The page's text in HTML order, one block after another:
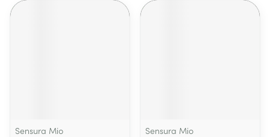
Sensura Mio
Sensura Mio